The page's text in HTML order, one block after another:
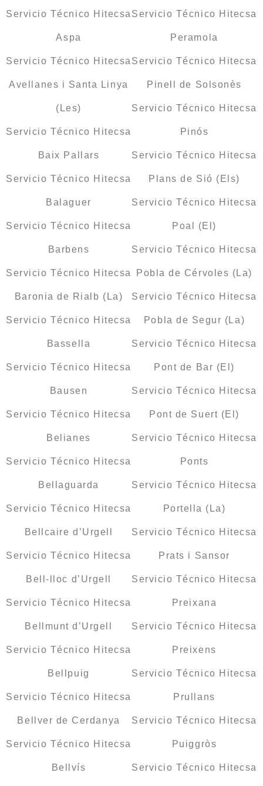
Servicio Técnico Hitecsa
Aspa
Servicio Técnico Hitecsa
Avellanes i Santa Linya
(Les)
Servicio Técnico Hitecsa
Baix Pallars
Servicio Técnico Hitecsa
Balaguer
Servicio Técnico Hitecsa
Barbens
Servicio Técnico Hitecsa
Baronia de Rialb (La)
Servicio Técnico Hitecsa
Bassella
Servicio Técnico Hitecsa
Bausen
Servicio Técnico Hitecsa
Belianes
Servicio Técnico Hitecsa
Bellaguarda
Servicio Técnico Hitecsa
Bellcaire d’Urgell
Servicio Técnico Hitecsa
Bell-lloc d’Urgell
Servicio Técnico Hitecsa
Bellmunt d’Urgell
Servicio Técnico Hitecsa
Bellpuig
Servicio Técnico Hitecsa
Bellver de Cerdanya
Servicio Técnico Hitecsa
Bellvís
Servicio Técnico Hitecsa
Peramola
Servicio Técnico Hitecsa
Pinell de Solsonès
Servicio Técnico Hitecsa
Pinós
Servicio Técnico Hitecsa
Plans de Sió (Els)
Servicio Técnico Hitecsa
Poal (El)
Servicio Técnico Hitecsa
Pobla de Cérvoles (La)
Servicio Técnico Hitecsa
Pobla de Segur (La)
Servicio Técnico Hitecsa
Pont de Bar (El)
Servicio Técnico Hitecsa
Pont de Suert (El)
Servicio Técnico Hitecsa
Ponts
Servicio Técnico Hitecsa
Portella (La)
Servicio Técnico Hitecsa
Prats i Sansor
Servicio Técnico Hitecsa
Preixana
Servicio Técnico Hitecsa
Preixens
Servicio Técnico Hitecsa
Prullans
Servicio Técnico Hitecsa
Puiggròs
Servicio Técnico Hitecsa